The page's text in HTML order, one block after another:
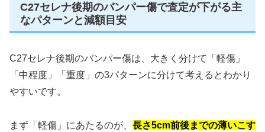
C27セレナ後期のバンパー傷で査定が下がる主
なパターンと減額目安
C27セレナ後期のバンパー傷は、大きく分けて「軽傷」
「中程度」「重度」の3パターンに分けて考えるとわかり
やすいです。
まず「軽傷」にあたるのが、 長さ5cm前後までの薄いこす